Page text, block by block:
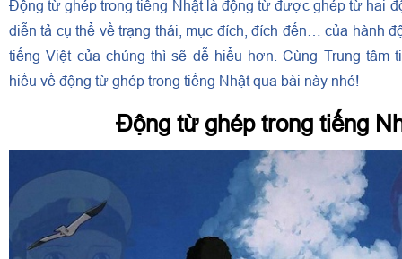
Động từ ghép trong tiếng Nhật là động từ được ghép từ hai
diễn tả cụ thể về trạng thái, mục đích, đích đến… của hành
tiếng Việt của chúng thì sẽ dễ hiểu hơn. Cùng Trung tâm
hiểu về động từ ghép trong tiếng Nhật qua bài này nhé!
Động từ ghép trong tiếng